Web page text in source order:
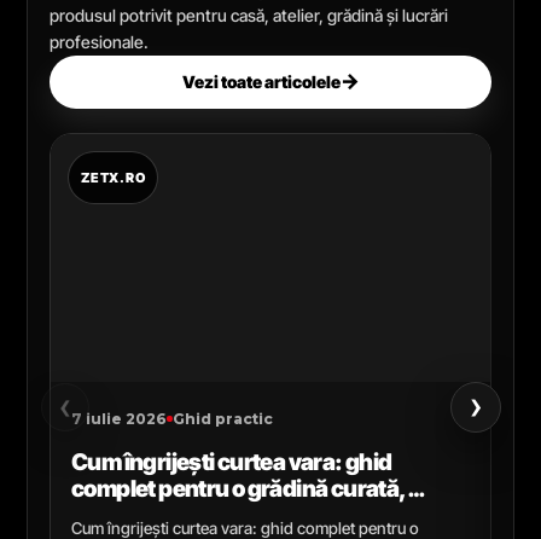
produsul potrivit pentru casă, atelier, grădină și lucrări
profesionale.
Vezi toate articolele→
‹ 7 iulie 2026 Ghid practic
Cum îngrijești curtea vara: ghid
complet pentru o grădină curată,
sănătoasă și ușor de întreținut
Cum îngrijești curtea vara: ghid complet pentru o
›